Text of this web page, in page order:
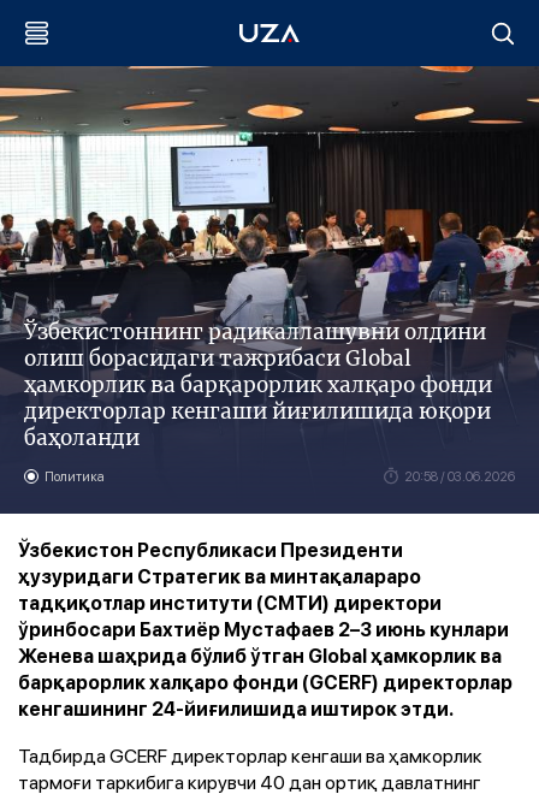
Ўзбекистоннинг радикаллашувни олдини
олиш борасидаги тажрибаси Global
ҳамкорлик ва барқарорлик халқаро фонди
директорлар кенгаши йиғилишида юқори
баҳоланди
Политика 20:58 / 03.06.2026
Ўзбекистон Республикаси Президенти
ҳузуридаги Стратегик ва минтақалараро
тадқиқотлар институти (СМТИ) директори
ўринбосари Бахтиёр Мустафаев 2–3 июнь кунлари
Женева шаҳрида бўлиб ўтган Global ҳамкорлик ва
барқарорлик халқаро фонди (GCERF) директорлар
кенгашининг 24-йиғилишида иштирок этди.
Тадбирда GCERF директорлар кенгаши ва ҳамкорлик
тармоғи таркибига кирувчи 40 дан ортиқ давлатнинг